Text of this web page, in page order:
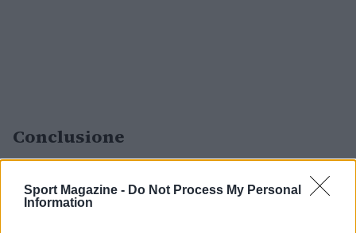
Sport Magazine - Do Not Process My Personal
Information
Conclusione
La prima giornata di match ha dato motivi di
ottimismo agli appassionati italiani: con quattro